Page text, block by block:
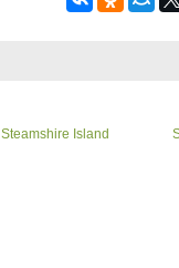
Steamshire Island